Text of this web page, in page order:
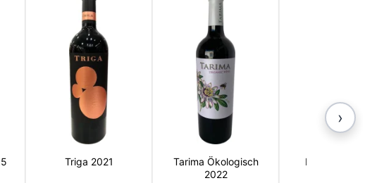
Triga 2021
Tarima Ökologisch
2022
Madame Bobalu
›